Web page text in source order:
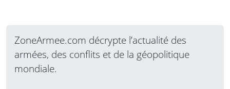
ZoneArmee.com décrypte l’actualité des
armées, des conflits et de la géopolitique
mondiale.